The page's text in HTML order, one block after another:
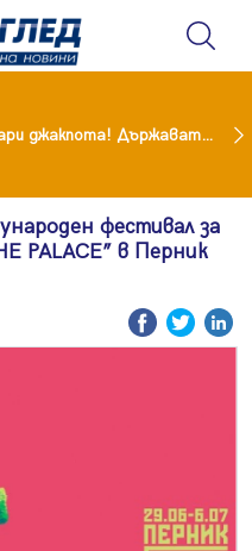
Коцето удари джакпота! Държавата му плаща 95 000 евро
фестивал за
PALACE” в Перник